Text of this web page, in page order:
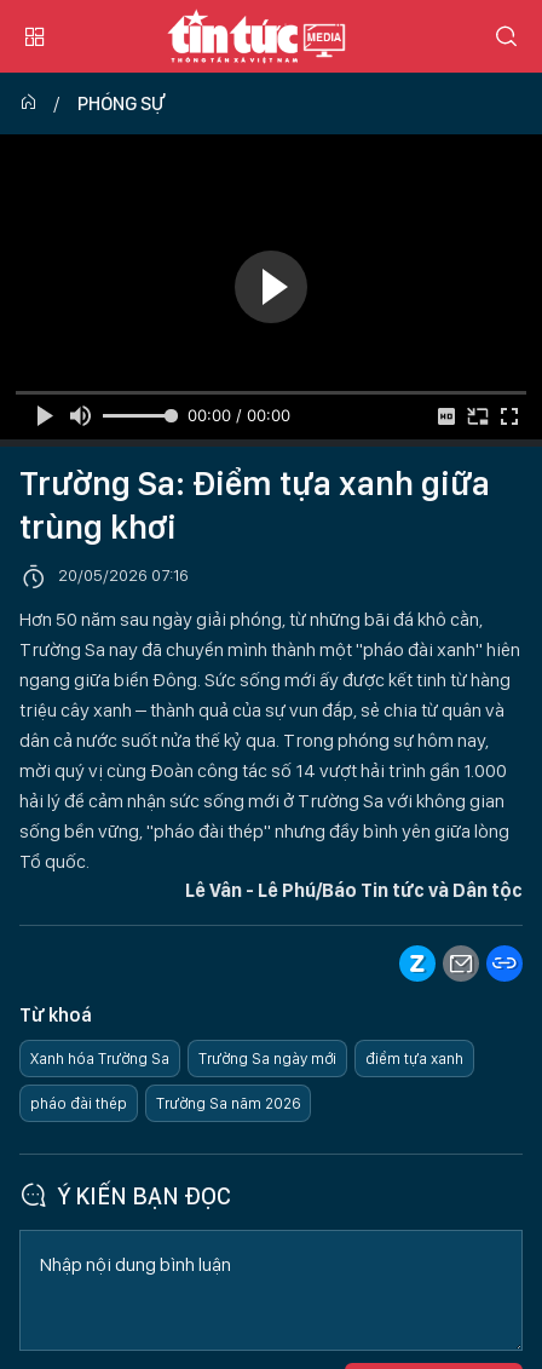
PHÓNG SỰ
00:00 / 00:00
Trường Sa: Điểm tựa xanh giữa
trùng khơi
20/05/2026 07:16
Hơn 50 năm sau ngày giải phóng, từ những bãi đá khô cằn,
Trường Sa nay đã chuyển mình thành một "pháo đài xanh" hiên
ngang giữa biển Đông. Sức sống mới ấy được kết tinh từ hàng
triệu cây xanh – thành quả của sự vun đắp, sẻ chia từ quân và
dân cả nước suốt nửa thế kỷ qua. Trong phóng sự hôm nay,
mời quý vị cùng Đoàn công tác số 14 vượt hải trình gần 1.000
hải lý để cảm nhận sức sống mới ở Trường Sa với không gian
sống bền vững, "pháo đài thép" nhưng đầy bình yên giữa lòng
Tổ quốc.
Lê Vân - Lê Phú/Báo Tin tức và Dân tộc
Từ khoá
Xanh hóa Trường Sa Trường Sa ngày mới điểm tựa xanh
pháo đài thép Trường Sa năm 2026
Ý KIẾN BẠN ĐỌC